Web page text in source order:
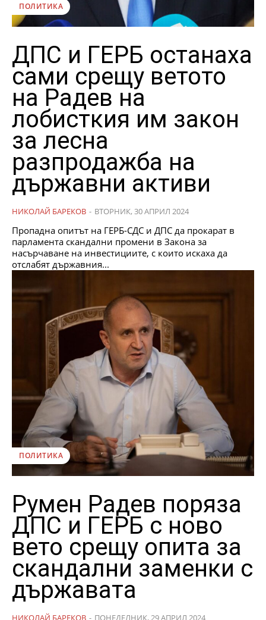
ПОЛИТИКА
ДПС и ГЕРБ останаха
сами срещу ветото
на Радев на
лобисткия им закон
за лесна
разпродажба на
държавни активи
НИКОЛАЙ БАРЕКОВ - ВТОРНИК, 30 АПРИЛ 2024
Пропадна опитът на ГЕРБ-СДС и ДПС да прокарат в
парламента скандални промени в Закона за
насърчаване на инвестициите, с които искаха да
отслабят държавния...
ПОЛИТИКА
Румен Радев поряза
ДПС и ГЕРБ с ново
вето срещу опита за
скандални заменки с
държавата
НИКОЛАЙ БАРЕКОВ - ПОНЕДЕЛНИК, 29 АПРИЛ 2024